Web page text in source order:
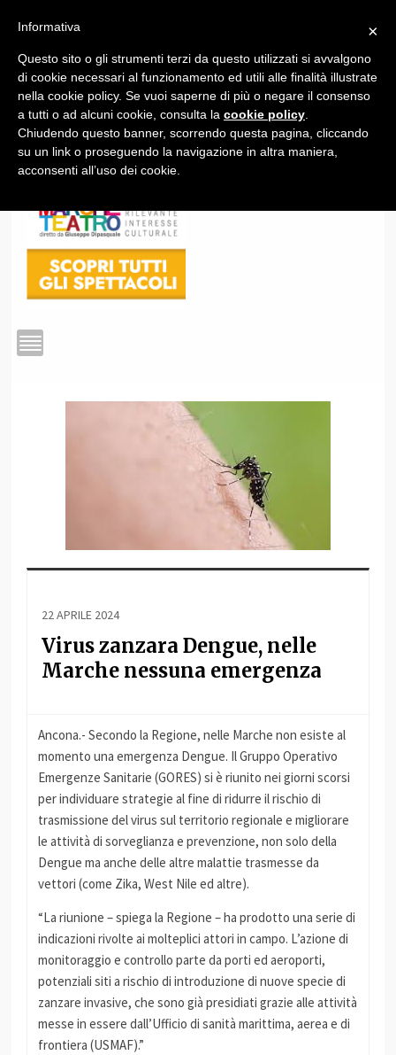
1
22 APRILE 2024
Virus zanzara Dengue, nelle
Marche nessuna emergenza
Ancona.- Secondo la Regione, nelle Marche non esiste al
momento una emergenza Dengue. Il Gruppo Operativo
Emergenze Sanitarie (GORES) si è riunito nei giorni scorsi
per individuare strategie al fine di ridurre il rischio di
trasmissione del virus sul territorio regionale e migliorare
le attività di sorveglianza e prevenzione, non solo della
Dengue ma anche delle altre malattie trasmesse da
vettori (come Zika, West Nile ed altre).
“La riunione – spiega la Regione – ha prodotto una serie di
indicazioni rivolte ai molteplici attori in campo. L’azione di
monitoraggio e controllo parte da porti ed aeroporti,
potenziali siti a rischio di introduzione di nuove specie di
zanzare invasive, che sono già presidiati grazie alle attività
messe in essere dall’Ufficio di sanità marittima, aerea e di
frontiera (USMAF).”
×
Informativa
Questo sito o gli strumenti terzi da questo utilizzati si avvalgono
di cookie necessari al funzionamento ed utili alle finalità illustrate
nella cookie policy. Se vuoi saperne di più o negare il consenso
a tutti o ad alcuni cookie, consulta la cookie policy
Chiudendo questo banner, scorrendo questa pagina, cliccando
su un link o proseguendo la navigazione in altra maniera,
acconsenti all’uso dei cookie.